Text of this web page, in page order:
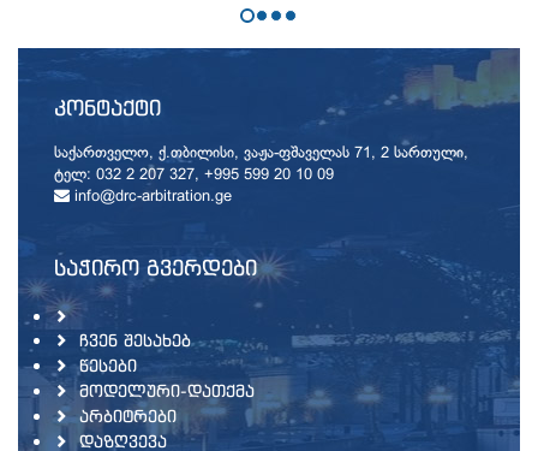
ᲙᲝᲜᲢᲐᲥᲢᲘ
საქართველო, ქ.თბილისი, ვაჟა-ფშაველას 71, 2 სართული,
ტელ: 032 2 207 327, +995 599 20 10 09
info@drc-arbitration.ge
ᲡᲐᲭᲘᲠᲝ ᲒᲕᲔᲠᲓᲔᲑᲘ
ᲩᲕᲔᲜ ᲨᲔᲡᲐᲮᲔᲑ
ᲬᲔᲡᲔᲑᲘ
ᲛᲝᲓᲔᲚᲣᲠᲘ-ᲓᲐᲗᲥᲛᲐ
ᲐᲠᲑᲘᲢᲠᲔᲑᲘ
ᲓᲐᲖᲦᲕᲔᲕᲐ